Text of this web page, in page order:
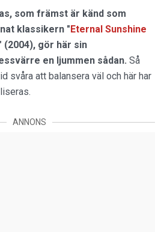
som främst är känd som
klassikern " Eternal Sunshine
(2004), gör här sin
en ljummen sådan. Så
svåra att balansera väl och här har
ANNONS